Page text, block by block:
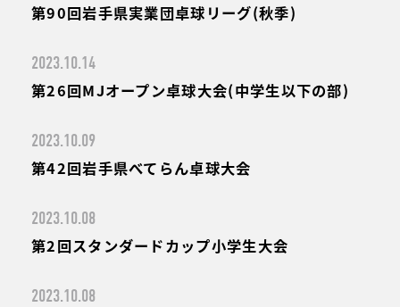
第90回岩手県実業団卓球リーグ(秋季)
2023.10.14
第26回MJオープン卓球大会(中学生以下の部)
2023.10.09
第42回岩手県べてらん卓球大会
2023.10.08
第2回スタンダードカップ小学生大会
2023.10.08